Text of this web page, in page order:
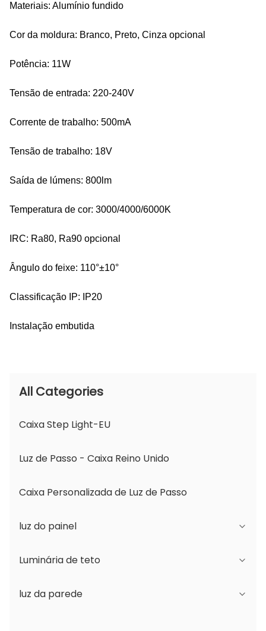
Materiais: Alumínio fundido
Cor da moldura: Branco, Preto, Cinza opcional
Potência: 11W
Tensão de entrada: 220-240V
Corrente de trabalho: 500mA
Tensão de trabalho: 18V
Saída de lúmens: 800lm
Temperatura de cor: 3000/4000/6000K
IRC: Ra80, Ra90 opcional
Ângulo do feixe: 110°±10°
Classificação IP: IP20
Instalação embutida
All Categories
Caixa Step Light-EU
Luz de Passo - Caixa Reino Unido
Caixa Personalizada de Luz de Passo
luz do painel
Série JDL
Série DSDL
Luminária de teto
Série JCL
luz da parede